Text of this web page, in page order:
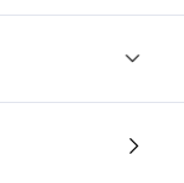
フ紹介